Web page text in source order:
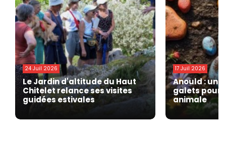
24 Juil 2026
Le Jardin d'altitude du Haut
Chitelet relance ses visites
guidées estivales
17 Juil 2026
Anould :
galets pour
animale